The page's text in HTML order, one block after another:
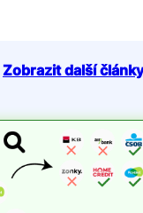
Zobrazit další články